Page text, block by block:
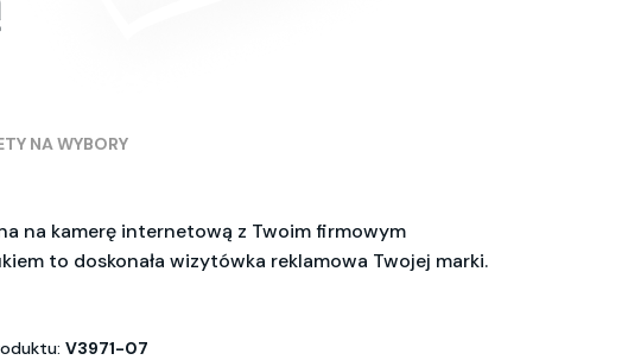
NA WYBORY
na kamerę internetową z Twoim firmowym
to doskonała wizytówka reklamowa Twojej marki.
V3971-07